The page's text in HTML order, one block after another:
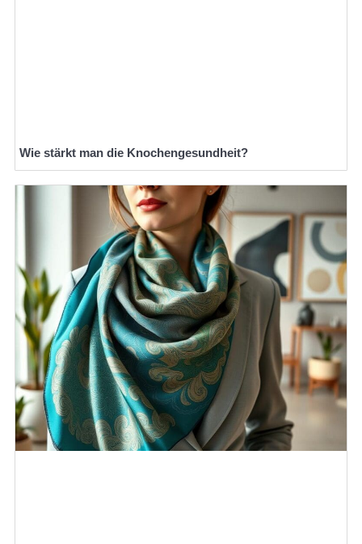
Wie stärkt man die Knochengesundheit?